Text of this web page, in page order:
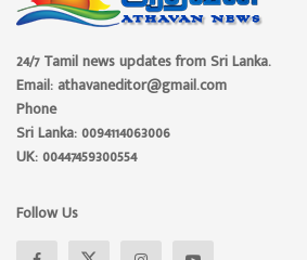
24/7 Tamil news updates from Sri Lanka.
Email: athavaneditor@gmail.com
Phone
Sri Lanka: 0094114063006
UK: 00447459300554
Follow Us